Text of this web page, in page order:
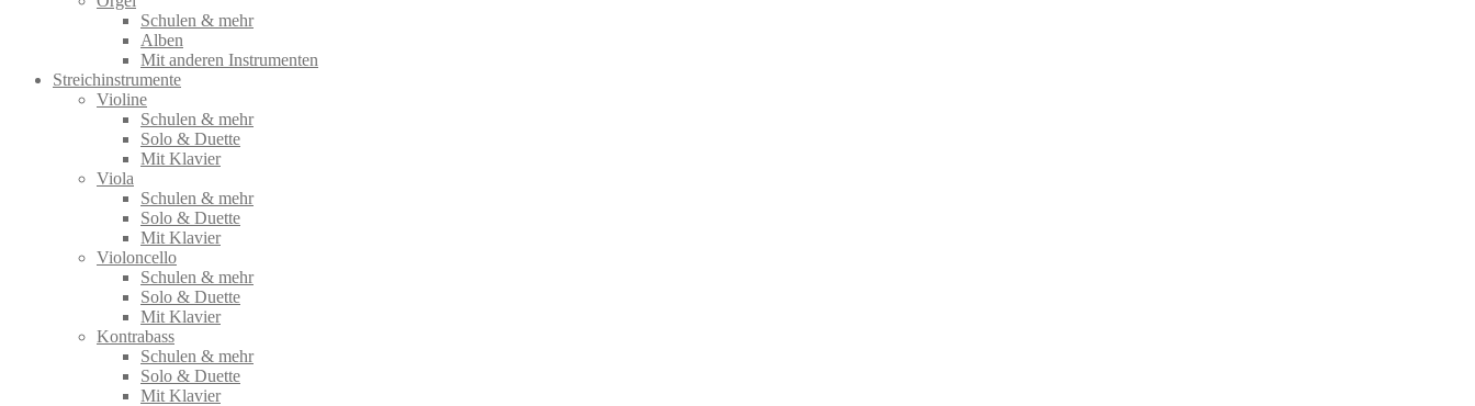
Schulen & mehr
Alben
Mit anderen Instrumenten
Streichinstrumente
Violine
Schulen & mehr
Solo & Duette
Mit Klavier
Viola
Schulen & mehr
Solo & Duette
Mit Klavier
Violoncello
Schulen & mehr
Solo & Duette
Mit Klavier
Kontrabass
Schulen & mehr
Solo & Duette
Mit Klavier